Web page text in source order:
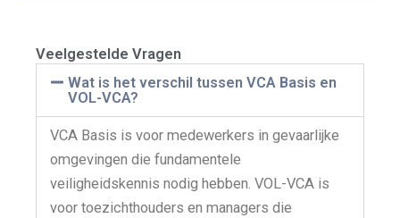
Veelgestelde Vragen
Wat is het verschil tussen VCA Basis en
VOL-VCA?
VCA Basis is voor medewerkers in gevaarlijke
omgevingen die fundamentele
veiligheidskennis nodig hebben. VOL-VCA is
voor toezichthouders en managers die